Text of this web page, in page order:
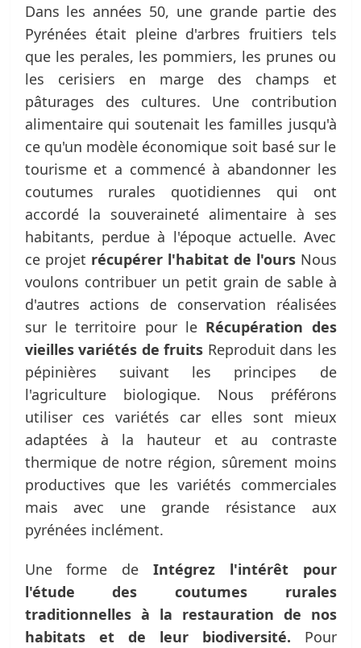
Dans les années 50, une grande partie des
Pyrénées était pleine d'arbres fruitiers tels
que les perales, les pommiers, les prunes ou
les cerisiers en marge des champs et
pâturages des cultures. Une contribution
alimentaire qui soutenait les familles jusqu'à
ce qu'un modèle économique soit basé sur le
tourisme et a commencé à abandonner les
coutumes rurales quotidiennes qui ont
accordé la souveraineté alimentaire à ses
habitants, perdue à l'époque actuelle. Avec
ce projet récupérer l'habitat de l'oursNous
voulons contribuer un petit grain de sable à
d'autres actions de conservation réalisées
sur le territoire pour le Récupération des
vieilles variétés de fruits Reproduit dans les
pépinières suivant les principes de
l'agriculture biologique. Nous préférons
utiliser ces variétés car elles sont mieux
adaptées à la hauteur et au contraste
thermique de notre région, sûrement moins
productives que les variétés commerciales
mais avec une grande résistance aux
pyrénées inclément.
Une forme de Intégrez l'intérêt pour
l'étude des coutumes rurales
traditionnelles à la restauration de nos
habitats et de leur biodiversité. Pour